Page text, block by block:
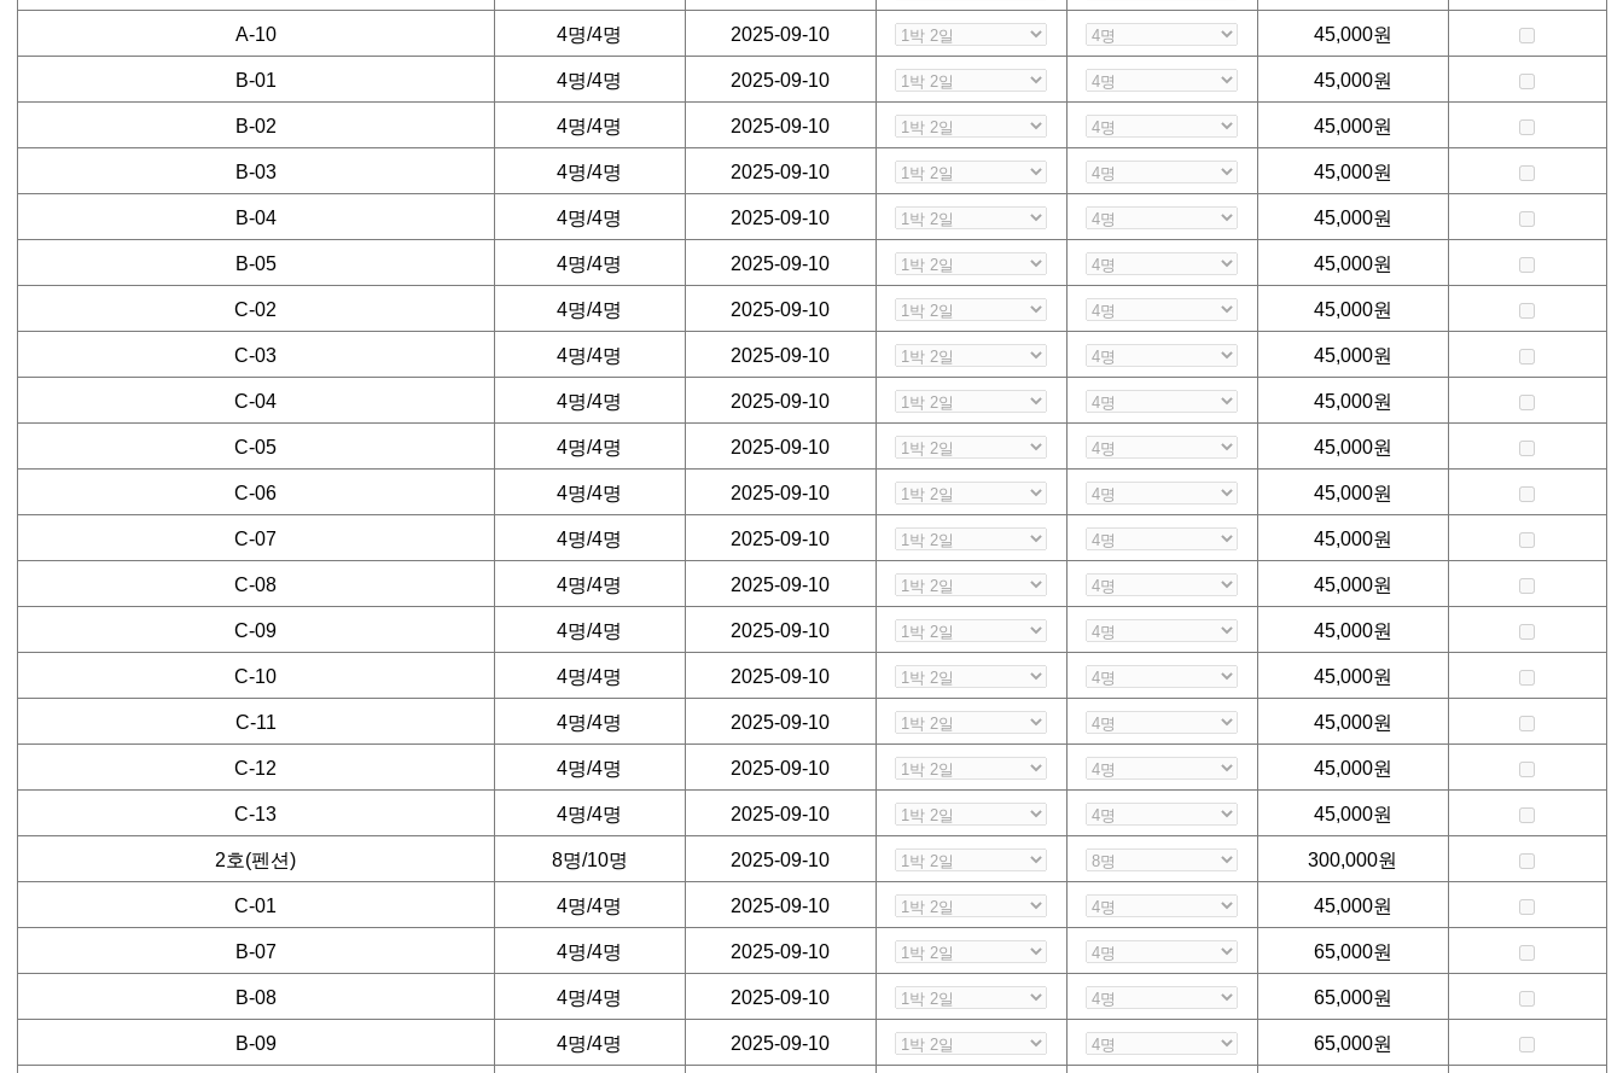
A-10 4명/4명 2025-09-10 45,000원
B-01 4명/4명 2025-09-10 45,000원
B-02 4명/4명 2025-09-10 45,000원
B-03 4명/4명 2025-09-10 45,000원
B-04 4명/4명 2025-09-10 45,000원
B-05 4명/4명 2025-09-10 45,000원
C-02 4명/4명 2025-09-10 45,000원
C-03 4명/4명 2025-09-10 45,000원
C-04 4명/4명 2025-09-10 45,000원
C-05 4명/4명 2025-09-10 45,000원
C-06 4명/4명 2025-09-10 45,000원
C-07 4명/4명 2025-09-10 45,000원
C-08 4명/4명 2025-09-10 45,000원
C-09 4명/4명 2025-09-10 45,000원
C-10 4명/4명 2025-09-10 45,000원
C-11 4명/4명 2025-09-10 45,000원
C-12 4명/4명 2025-09-10 45,000원
C-13 4명/4명 2025-09-10 45,000원
2호(펜션) 8명/10명 2025-09-10 300,000원
C-01 4명/4명 2025-09-10 45,000원
B-07 4명/4명 2025-09-10 65,000원
B-08 4명/4명 2025-09-10 65,000원
B-09 4명/4명 2025-09-10 65,000원